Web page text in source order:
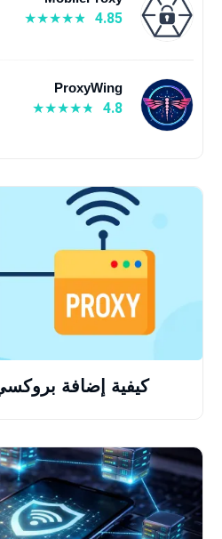
4.85
ProxyWing
4.8
كيفية إضافة